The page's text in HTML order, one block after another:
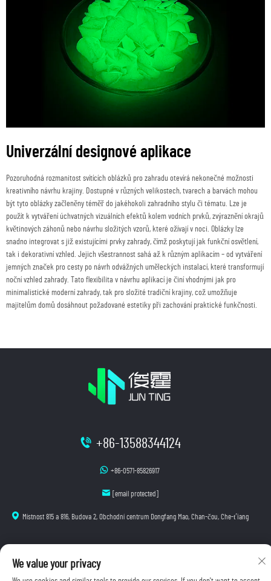
Univerzální designové aplikace
Pozoruhodná rozmanitost svítících oblázků pro zahradu otevírá nekonečné možnosti
kreativního návrhu krajiny. Dostupné v různých velikostech, tvarech a barvách mohou
být tyto oblázky začleněny téměř do jakéhokoli zahradního stylu či tématu. Lze je
použít k vytváření úchvatných vizuálních efektů kolem vodních prvků, zvýraznění okrajů
květinových záhonů nebo návrhu složitých vzorů, které ožívají v noci. Oblázky lze
snadno integrovat s již existujícími prvky zahrady, čímž poskytují jak funkční osvětlení,
tak i dekorativní vzhled. Jejich všestrannost sahá až k různým aplikacím – od vytváření
jemných značek pro cesty po návrh odvážných uměleckých instalací, které transformují
noční vzhled zahrady. Tato flexibilita v návrhu aplikací je činí vhodnými jak pro
minimalistické moderní zahrady, tak pro složité tradiční krajiny, což umožňuje
majitelům domů dosáhnout požadované estetiky při zachování praktické funkčnosti.
+86-13588344124
+86-0571-85826917
[email protected]
Místnost 815 a 816, Budova 2, Obchodní centrum Dongfang Mao, Chan-čou, Che-ťiang
Autorská práva © 2025 Hangzhou Junting Luminescence Technology Co., Ltd. Všechna práva
vyhrazena.
We value your privacy